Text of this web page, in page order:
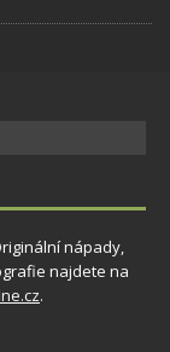
nápady,
najdete na
.